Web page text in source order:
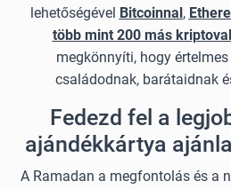
lehetőségével Bitcoinnal,
több mint 200 más
megkönnyíti, hogy
családodnak, barátaidnak
Fedezd fel a
ajándékkártya
A Ramadan a megfontolás és a